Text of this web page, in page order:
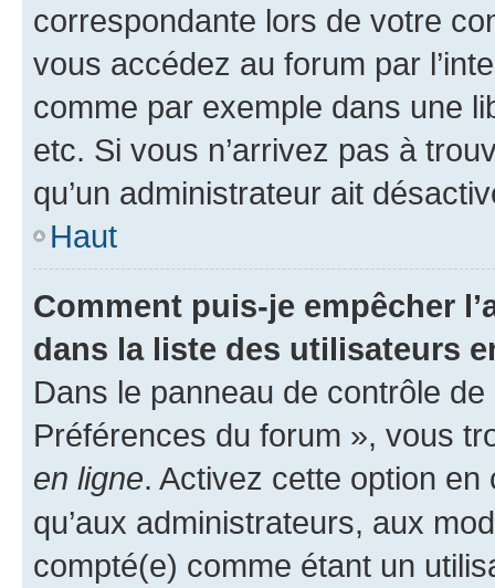
correspondante lors de votre
vous accédez au forum par
comme par exemple dans une
etc. Si vous n’arrivez pas à
qu’un administrateur ait
Haut
Comment puis-je empêcher
dans la liste des utilisateurs
Dans le panneau de contrôle
Préférences du forum », vous
en ligne. Activez cette option
qu’aux administrateurs, aux
compté(e) comme étant un